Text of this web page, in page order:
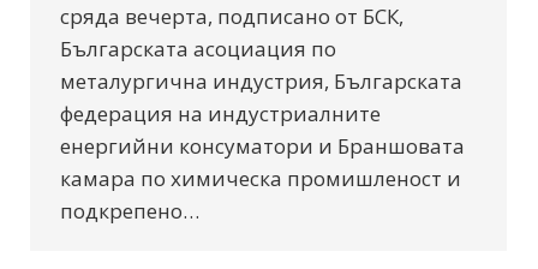
сряда вечерта, подписано от БСК,
Българската асоциация по
металургична индустрия, Българската
федерация на индустриалните
енергийни консуматори и Браншовата
камара по химическа промишленост и
подкрепено…